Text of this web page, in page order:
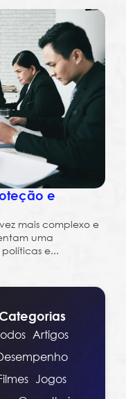
e
mais complexo e
uma
e...
Artigos
Jogos